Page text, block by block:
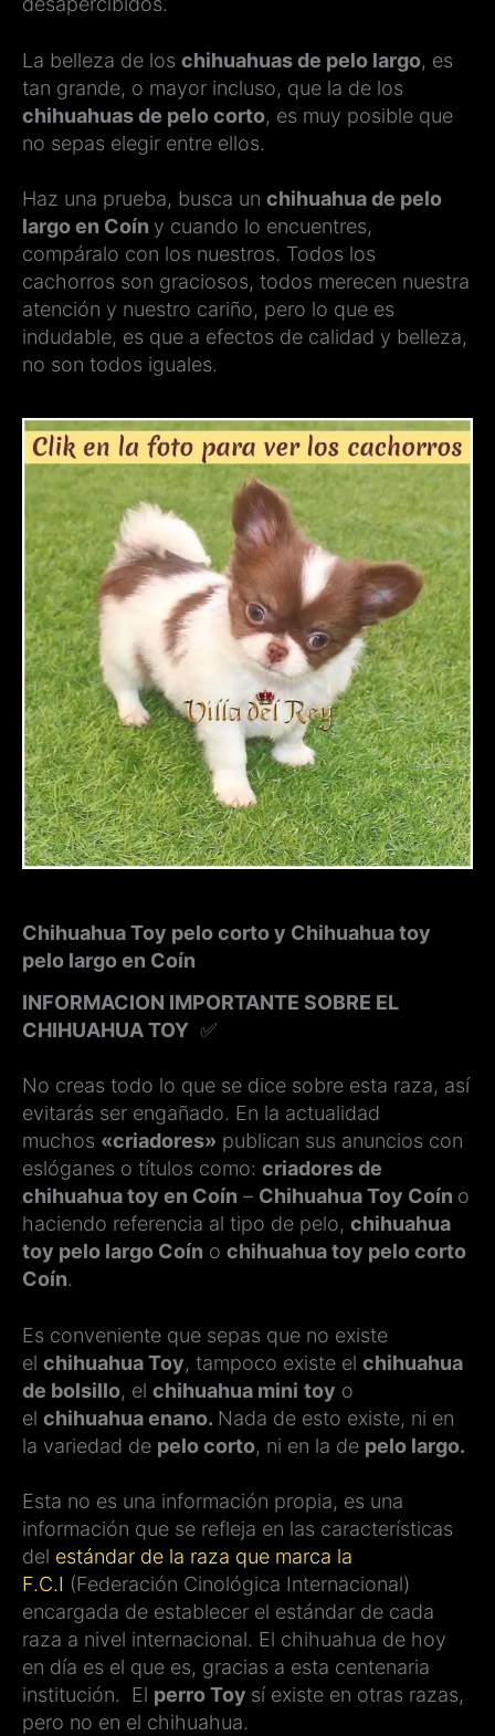
La belleza de los chihuahuas de pelo largo, es
tan grande, o mayor incluso, que la de los
chihuahuas de pelo corto, es muy posible que
no sepas elegir entre ellos.
Haz una prueba, busca un chihuahua de pelo
largo en Coín y cuando lo encuentres,
compáralo con los nuestros. Todos los
cachorros son graciosos, todos merecen nuestra
atención y nuestro cariño, pero lo que es
indudable, es que a efectos de calidad y belleza,
no son todos iguales.
Chihuahua Toy pelo corto y Chihuahua toy
pelo largo en Coín
INFORMACION IMPORTANTE SOBRE EL
CHIHUAHUA TOY ✅
No creas todo lo que se dice sobre esta raza, así
evitarás ser engañado. En la actualidad
muchos «criadores» publican sus anuncios con
eslóganes o títulos como: criadores de
chihuahua toy en Coín – Chihuahua Toy Coín o
haciendo referencia al tipo de pelo, chihuahua
toy pelo largo Coín o chihuahua toy pelo corto
Coín.
Es conveniente que sepas que no existe
el chihuahua Toy, tampoco existe el chihuahua
de bolsillo, el chihuahua mini toy o
el chihuahua enano. Nada de esto existe, ni en
la variedad de pelo corto, ni en la de pelo largo.
Esta no es una información propia, es una
información que se refleja en las características
del estándar de la raza que marca la
F.C.I (Federación Cinológica Internacional)
encargada de establecer el estándar de cada
raza a nivel internacional. El chihuahua de hoy
en día es el que es, gracias a esta centenaria
institución. El perro Toy sí existe en otras razas,
pero no en el chihuahua.